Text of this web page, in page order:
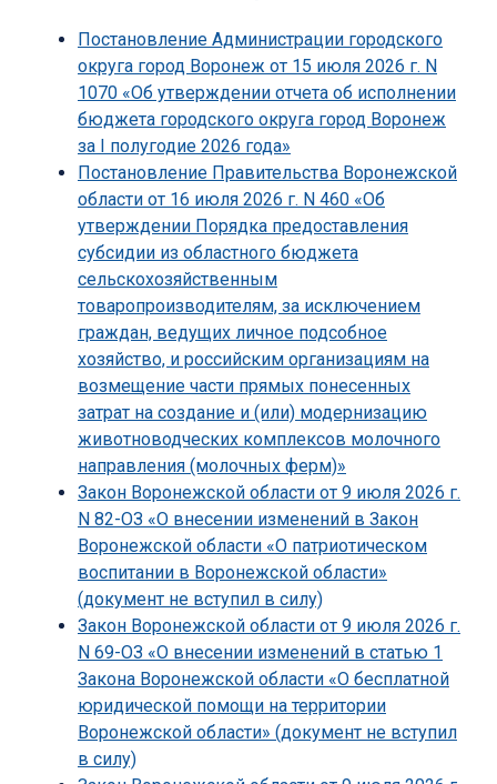
Постановление Администрации городского
округа город Воронеж от 15 июля 2026 г. N
1070 «Об утверждении отчета об исполнении
бюджета городского округа город Воронеж
за I полугодие 2026 года»
Постановление Правительства Воронежской
области от 16 июля 2026 г. N 460 «Об
утверждении Порядка предоставления
субсидии из областного бюджета
сельскохозяйственным
товаропроизводителям, за исключением
граждан, ведущих личное подсобное
хозяйство, и российским организациям на
возмещение части прямых понесенных
затрат на создание и (или) модернизацию
животноводческих комплексов молочного
направления (молочных ферм)»
Закон Воронежской области от 9 июля 2026 г.
N 82-ОЗ «О внесении изменений в Закон
Воронежской области «О патриотическом
воспитании в Воронежской области»
(документ не вступил в силу)
Закон Воронежской области от 9 июля 2026 г.
N 69-ОЗ «О внесении изменений в статью 1
Закона Воронежской области «О бесплатной
юридической помощи на территории
Воронежской области» (документ не вступил
в силу)